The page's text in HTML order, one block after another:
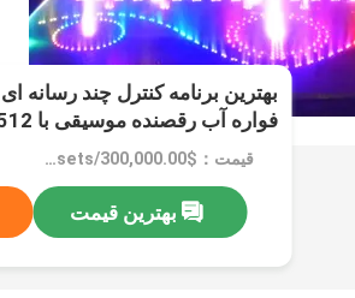
بهترین برنامه کنترل چند رسانه
فواره آب رقصنده موسیقی با DMX512/چراغ LED RGB
قیمت：$300,000.00/sets >=1 sets
بهترین قیمت